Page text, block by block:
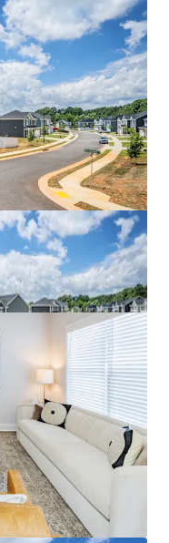
University, High